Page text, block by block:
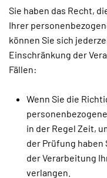
Sie haben das Recht,
Ihrer
können Sie sich
Einschränkung der
Fällen:
Wenn Sie die
in der Regel Zeit,
der Prüfung haben
der Verarbeitung
verlangen.